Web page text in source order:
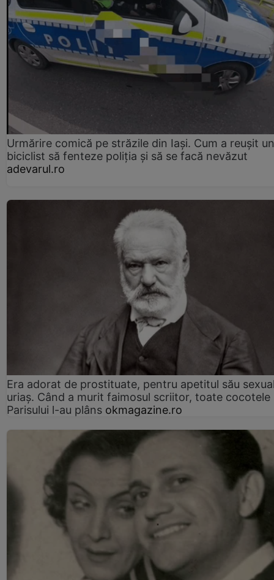
Urmărire comică pe străzile din Iași. Cum a reușit un
biciclist să fenteze poliția și să se facă nevăzut
adevarul.ro
Era adorat de prostituate, pentru apetitul său
uriaș. Când a murit faimosul scriitor, toate cocotele
Parisului l-au plâns okmagazine.ro